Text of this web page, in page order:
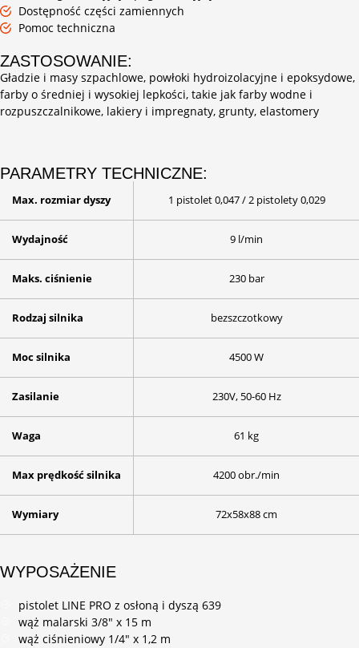
Dostępność części zamiennych
Pomoc techniczna
ZASTOSOWANIE:
Gładzie i masy szpachlowe, powłoki hydroizolacyjne i epoksydowe,
farby o średniej i wysokiej lepkości, takie jak farby wodne i
rozpuszczalnikowe, lakiery i impregnaty, grunty, elastomery
PARAMETRY TECHNICZNE:
Max. rozmiar dyszy 1 pistolet 0,047 / 2 pistolety 0,029
Wydajność 9 l/min
Maks. ciśnienie 230 bar
Rodzaj silnika bezszczotkowy
Moc silnika 4500 W
Zasilanie 230V, 50-60 Hz
Waga 61 kg
Max prędkość silnika 4200 obr./min
Wymiary 72x58x88 cm
WYPOSAŻENIE
pistolet LINE PRO z osłoną i dyszą 639
wąż malarski 3/8" x 15 m
wąż ciśnieniowy 1/4" x 1,2 m